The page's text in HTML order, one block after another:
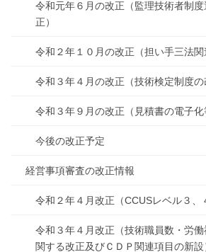
令和元年６月の改正（監理技術者制
正）
令和２年１０月の改正（担い手三法関
令和３年４月の改正（技術検定制度の
令和３年９月の改正（見積書の電子化
今後の改正予定
経営事項審査の改正情報
令和２年４月改正（CCUSレベル３、
令和３年４月改正（技術職員数・労
関する改正及びＣＤＰ関連項目の新設